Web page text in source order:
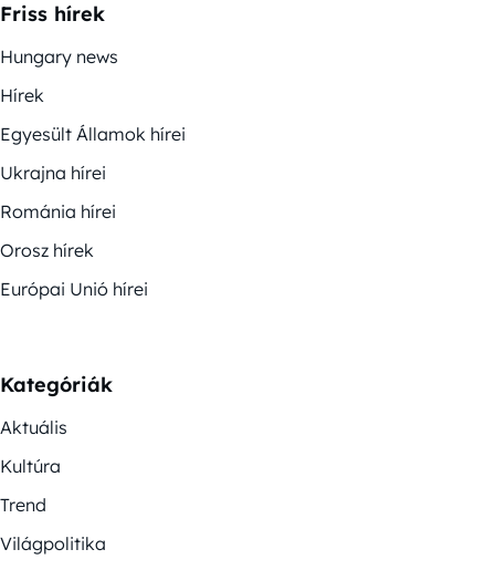
Friss hírek
Hungary news
Hírek
Egyesült Államok hírei
Ukrajna hírei
Románia hírei
Orosz hírek
Európai Unió hírei
Kategóriák
Aktuális
Kultúra
Trend
Világpolitika